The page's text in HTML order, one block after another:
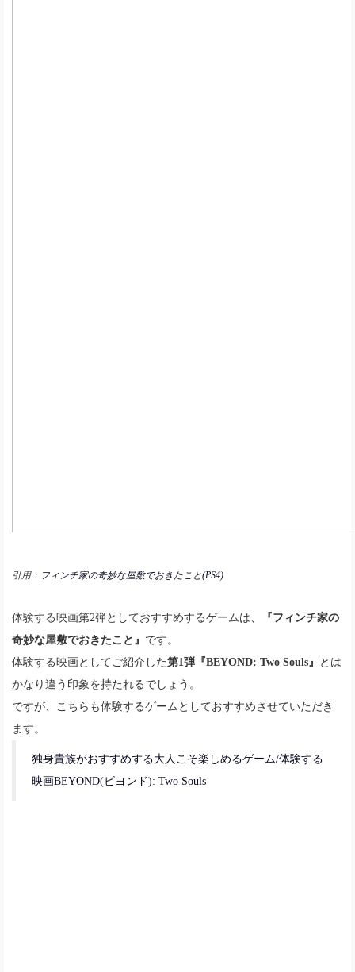
引用： フィンチ家の奇妙な屋敷でおきたこと(PS4)
体験する映画第2弾としておすすめするゲームは、
『フィンチ家の
奇妙な屋敷でおきたこと』 です。
体験する映画としてご紹介した第1弾『BEYOND: Two Souls』
とは
かなり違う印象を持たれるでしょう。
ですが、こちらも体験するゲームとしておすすめさせていただき
ます。
独身貴族がおすすめする大人こそ楽しめるゲーム/体験する
映画BEYOND(ビヨンド): Two Souls